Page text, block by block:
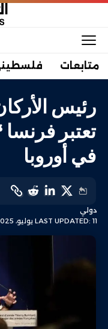
متابعات
رئيس
تعتبر
في أوروبا
LAST UPDATED: 11 يوليو، 2025 2:51 م
دولي